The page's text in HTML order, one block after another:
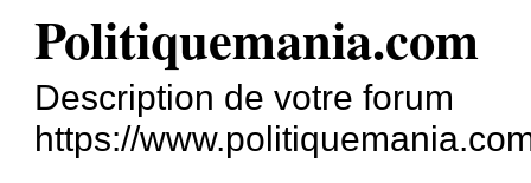
Politiquemania.com
Description de votre forum
https://